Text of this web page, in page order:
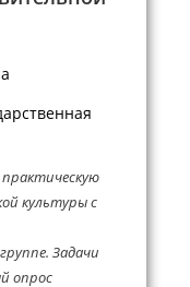
культуры с
Задачи
опрос